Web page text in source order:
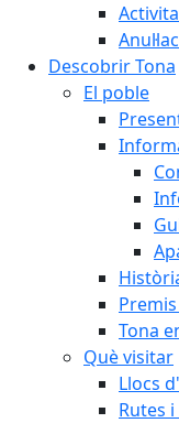
Descobrir Tona
El poble
Tona
Què visitar
Llocs
Rutes